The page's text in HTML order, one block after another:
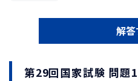
解答
第29回国家試験 問題